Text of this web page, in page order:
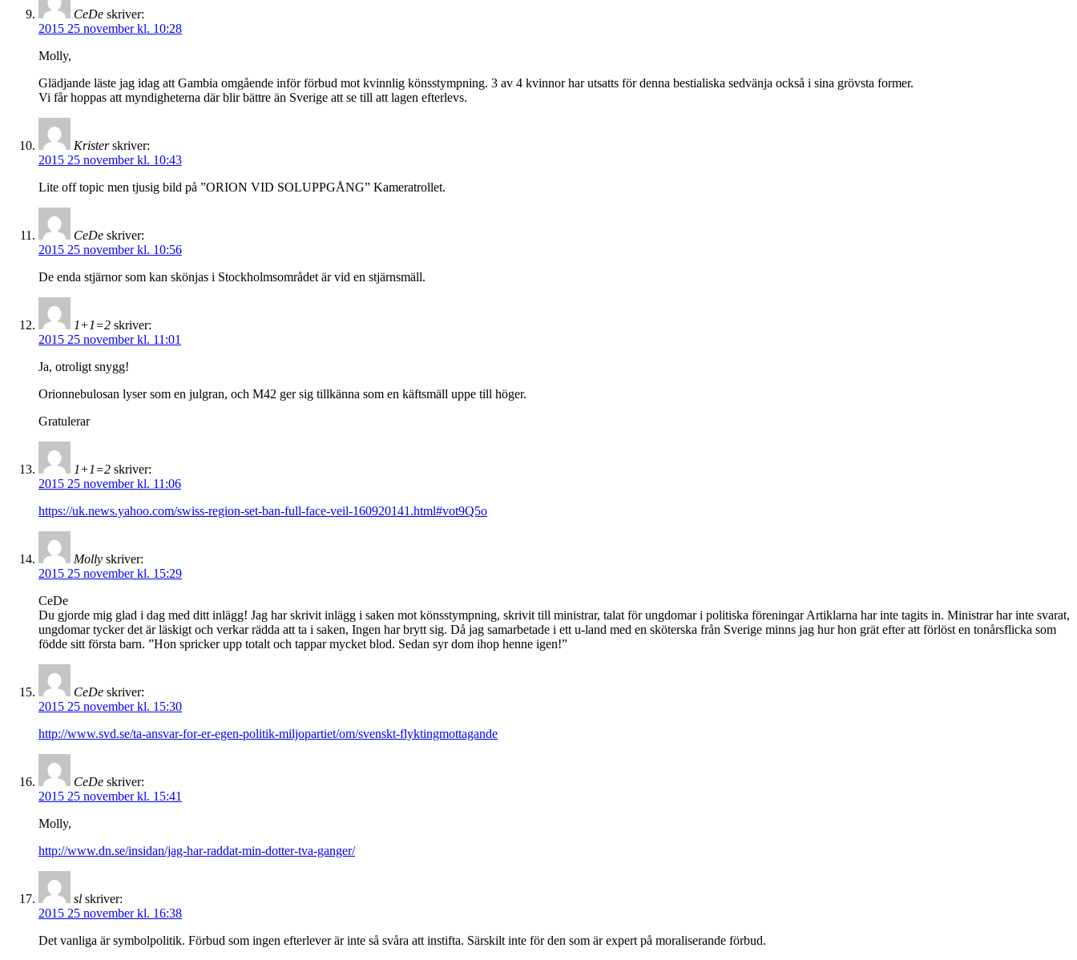
CeDe skriver:
2015 25 november kl. 10:28
Molly,
Glädjande läste jag idag att Gambia omgående inför förbud mot kvinnlig könsstympning. 3 av 4 kvinnor har utsatts för denna bestialiska sedvänja också i sina grövsta former.
Vi får hoppas att myndigheterna där blir bättre än Sverige att se till att lagen efterlevs.
Krister skriver:
2015 25 november kl. 10:43
Lite off topic men tjusig bild på ”ORION VID SOLUPPGÅNG” Kameratrollet.
CeDe skriver:
2015 25 november kl. 10:56
De enda stjärnor som kan skönjas i Stockholmsområdet är vid en stjärnsmäll.
1+1=2 skriver:
2015 25 november kl. 11:01
Ja, otroligt snygg!
Orionnebulosan lyser som en julgran, och M42 ger sig tillkänna som en käftsmäll uppe till höger.
Gratulerar
1+1=2 skriver:
2015 25 november kl. 11:06
https://uk.news.yahoo.com/swiss-region-set-ban-full-face-veil-160920141.html#vot9Q5o
Molly skriver:
2015 25 november kl. 15:29
CeDe
Du gjorde mig glad i dag med ditt inlägg! Jag har skrivit inlägg i saken mot könsstympning, skrivit till ministrar, talat för ungdomar i politiska föreningar Artiklarna har inte tagits in. Ministrar har inte svarat,
ungdomar tycker det är läskigt och verkar rädda att ta i saken, Ingen har brytt sig. Då jag samarbetade i ett u-land med en sköterska från Sverige minns jag hur hon grät efter att förlöst en tonårsflicka som
födde sitt första barn. ”Hon spricker upp totalt och tappar mycket blod. Sedan syr dom ihop henne igen!”
CeDe skriver:
2015 25 november kl. 15:30
http://www.svd.se/ta-ansvar-for-er-egen-politik-miljopartiet/om/svenskt-flyktingmottagande
CeDe skriver:
2015 25 november kl. 15:41
Molly,
http://www.dn.se/insidan/jag-har-raddat-min-dotter-tva-ganger/
sl skriver:
2015 25 november kl. 16:38
Det vanliga är symbolpolitik. Förbud som ingen efterlever är inte så svåra att instifta. Särskilt inte för den som är expert på moraliserande förbud.